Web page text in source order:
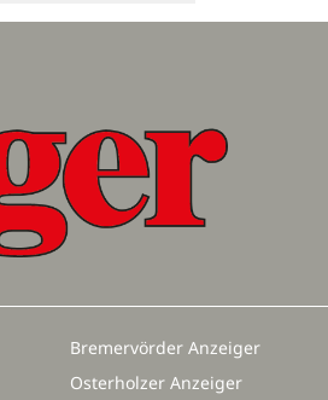
Bremervörder Anzeiger
Osterholzer Anzeiger